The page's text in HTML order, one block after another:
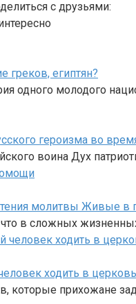
с друзьями:
греков, египтян?
одного молодого
героизма во
воина Дух
молитвы Живые в
в сложных
ходить в
которые прихожане